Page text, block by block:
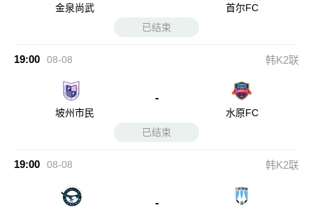
金泉尚武
首尔FC
已结束
19:00 08-08 韩K2联
坡州市民
-
水原FC
已结束
19:00 08-08 韩K2联
-